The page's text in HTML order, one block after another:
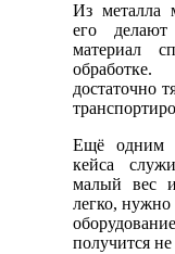
Из металла
его
материал
достаточно
Ещё одним
кейса
малый вес
легко, нужно
получится